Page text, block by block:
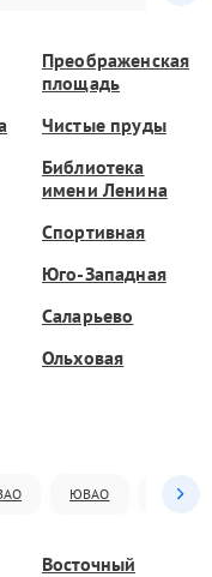
Преображенская
площадь
Чистые пруды
Библиотека
имени Ленина
Спортивная
Юго-Западная
Саларьево
Ольховая
ЮВАО ЮАО
Восточный